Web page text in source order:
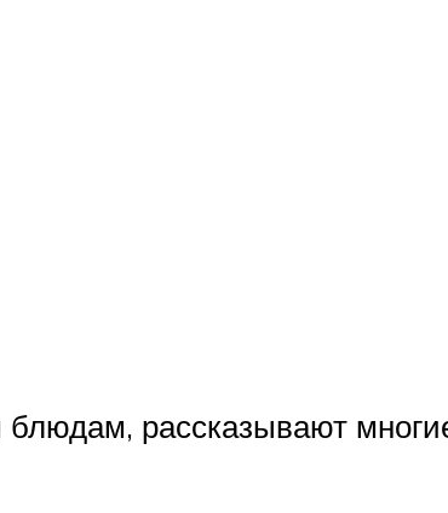
рассказывают